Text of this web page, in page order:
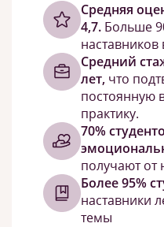
Cредняя
4,7. Больше
наставников
Средний
лет, что
постоянную
практику.
70%
получают от
Более 95%
наставники
темы